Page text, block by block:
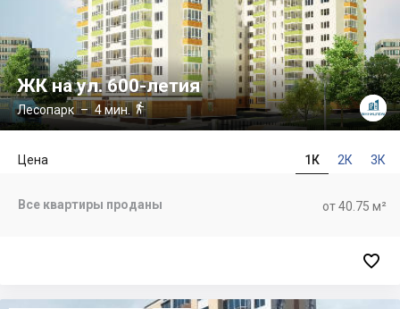
ЖК на ул. 600-летия
Лесопарк– 4 мин.
1К 2К 3К
Цена
от 40.75 м²
Все квартиры проданы
